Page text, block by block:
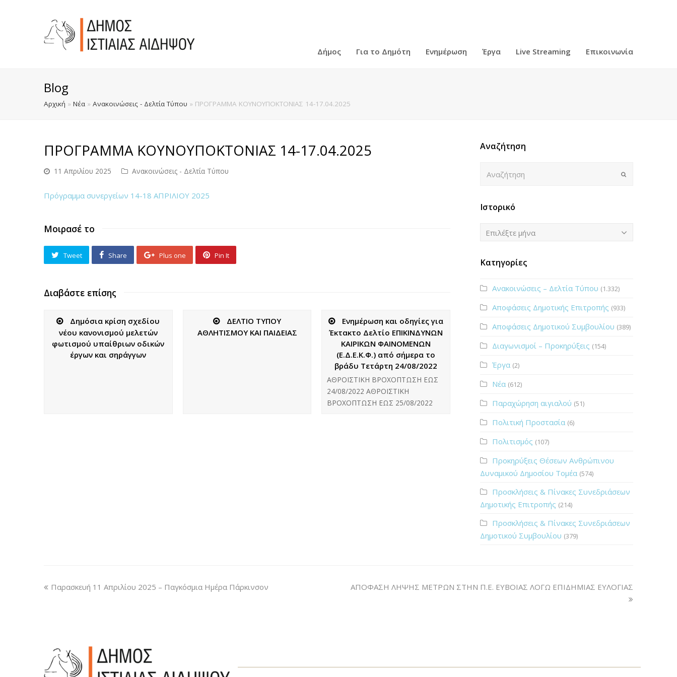
Δήμος Για το Δημότη Ενημέρωση Έργα Live Streaming Επικοινωνία
Blog
Αρχική » Νέα » Ανακοινώσεις - Δελτία Τύπου » ΠΡΟΓΡΑΜΜΑ ΚΟΥΝΟΥΠΟΚΤΟΝΙΑΣ 14-17.04.2025
ΠΡΟΓΡΑΜΜΑ ΚΟΥΝΟΥΠΟΚΤΟΝΙΑΣ 14-17.04.2025
11 Απριλίου 2025 Ανακοινώσεις - Δελτία Τύπου
Πρόγραμμα συνεργείων 14-18 ΑΠΡΙΛΙΟΥ 2025
Μοιρασέ το
Tweet Share Plus one Pin It
Διαβάστε επίσης
Δημόσια κρίση σχεδίου
νέου κανονισμού μελετών
φωτισμού υπαίθριων οδικών
έργων και σηράγγων
ΔΕΛΤΙΟ ΤΥΠΟΥ
ΑΘΛΗΤΙΣΜΟΥ ΚΑΙ ΠΑΙΔΕΙΑΣ
Ενημέρωση και οδηγίες για
Έκτακτο Δελτίο ΕΠΙΚΙΝΔΥΝΩΝ
ΚΑΙΡΙΚΩΝ ΦΑΙΝΟΜΕΝΩΝ
(Ε.Δ.Ε.Κ.Φ.) από σήμερα το
βράδυ Τετάρτη 24/08/2022
ΑΘΡΟΙΣΤΙΚΗ ΒΡΟΧΟΠΤΩΣΗ ΕΩΣ
24/08/2022 ΑΘΡΟΙΣΤΙΚΗ
ΒΡΟΧΟΠΤΩΣΗ ΕΩΣ 25/08/2022
Αναζήτηση
Ιστορικό
Ιστορικό
Επιλέξτε μήνα
Κατηγορίες
Ανακοινώσεις – Δελτία Τύπου (1.332)
Αποφάσεις Δημοτικής Επιτροπής (933)
Αποφάσεις Δημοτικού Συμβουλίου (389)
Διαγωνισμοί – Προκηρύξεις (154)
Έργα (2)
Νέα (612)
Παραχώρηση αιγιαλού (51)
Πολιτική Προστασία (6)
Πολιτισμός (107)
Προκηρύξεις Θέσεων Ανθρώπινου
Δυναμικού Δημοσίου Τομέα (574)
Προσκλήσεις & Πίνακες Συνεδριάσεων
Δημοτικής Επιτροπής (214)
Προσκλήσεις & Πίνακες Συνεδριάσεων
Δημοτικού Συμβουλίου (379)
Παρασκευή 11 Απριλίου 2025 – Παγκόσμια Ημέρα Πάρκινσον ΑΠΟΦΑΣΗ ΛΗΨΗΣ ΜΕΤΡΩΝ ΣΤΗΝ Π.Ε. ΕΥΒΟΙΑΣ ΛΟΓΩ ΕΠΙΔΗΜΙΑΣ ΕΥΛΟΓΙΑΣ